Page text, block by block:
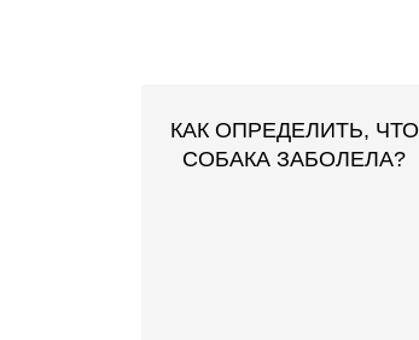
КАК ОПРЕДЕЛИТЬ, ЧТО
СОБАКА ЗАБОЛЕЛА?